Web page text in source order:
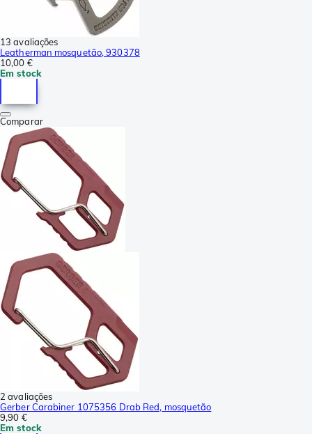
13 avaliações
Leatherman mosquetão, 930378
10,00 €
Em stock
Comparar
2 avaliações
Gerber Carabiner 1075356 Drab Red, mosquetão
9,90 €
Em stock